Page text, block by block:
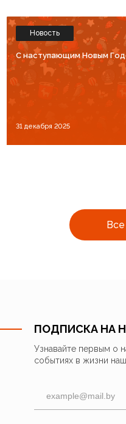
Новость
C наступающим Новым
31 декабря 2025
ПОДПИСКА НА
Узнавайте первым о
событиях в жизни